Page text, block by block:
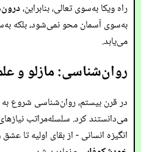
راه ویکا به‌سوی تعالی، بنابراین،
به‌سوی آسمان محو نمی‌شود، بلکه
می‌یابد.
روان‌شناسی: مازلو و
در قرن بیستم، روان‌شناسی شروع
می‌دانستند کرد. سلسله‌مراتب
انگیزه انسانی - از بقای اولیه تا